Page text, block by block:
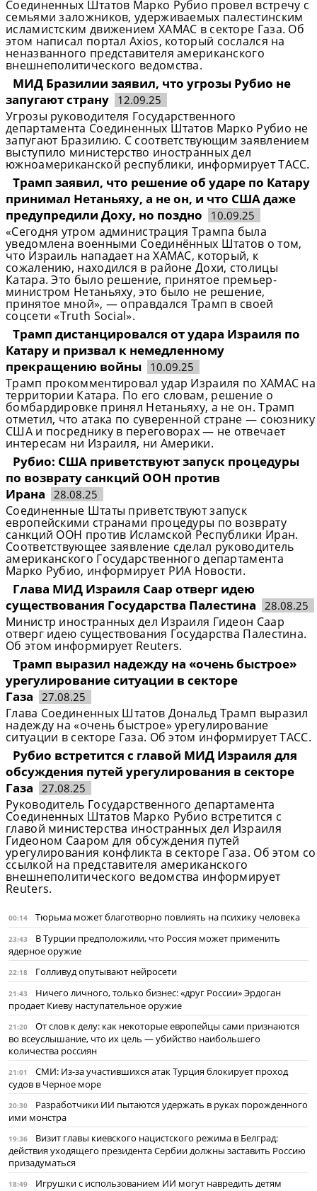
Соединенных Штатов Марко Рубио провел встречу с
семьями заложников, удерживаемых палестинским
исламистским движением ХАМАС в секторе Газа. Об
этом написал портал Axios, который сослался на
неназванного представителя американского
внешнеполитического ведомства.
МИД Бразилии заявил, что угрозы Рубио не
запугают страну
12.09.25
Угрозы руководителя Государственного
департамента Соединенных Штатов Марко Рубио не
запугают Бразилию. С соответствующим заявлением
выступило министерство иностранных дел
южноамериканской республики, информирует ТАСС.
Трамп заявил, что решение об ударе по Катару
принимал Нетаньяху, а не он, и что США даже
предупредили Доху, но поздно
10.09.25
«Сегодня утром администрация Трампа была
уведомлена военными Соединённых Штатов о том,
что Израиль нападает на ХАМАС, который, к
сожалению, находился в районе Дохи, столицы
Катара. Это было решение, принятое премьер-
министром Нетаньяху, это было не решение,
принятое мной», — оправдался Трамп в своей
соцсети «Truth Social».
Трамп дистанцировался от удара Израиля по
Катару и призвал к немедленному
прекращению войны
10.09.25
Трамп прокомментировал удар Израиля по ХАМАС на
территории Катара. По его словам, решение о
бомбардировке принял Нетаньяху, а не он. Трамп
отметил, что атака по суверенной стране — союзнику
США и посреднику в переговорах — не отвечает
интересам ни Израиля, ни Америки.
Рубио: США приветствуют запуск процедуры
по возврату санкций ООН против
Ирана
28.08.25
Соединенные Штаты приветствуют запуск
европейскими странами процедуры по возврату
санкций ООН против Исламской Республики Иран.
Соответствующее заявление сделал руководитель
американского Государственного департамента
Марко Рубио, информирует РИА Новости.
Глава МИД Израиля Саар отверг идею
существования Государства Палестина
28.08.25
Министр иностранных дел Израиля Гидеон Саар
отверг идею существования Государства Палестина.
Об этом информирует Reuters.
Трамп выразил надежду на «очень быстрое»
урегулирование ситуации в секторе
Газа
27.08.25
Глава Соединенных Штатов Дональд Трамп выразил
надежду на «очень быстрое» урегулирование
ситуации в секторе Газа. Об этом информирует ТАСС.
Рубио встретится с главой МИД Израиля для
обсуждения путей урегулирования в секторе
Газа
27.08.25
Руководитель Государственного департамента
Соединенных Штатов Марко Рубио встретится с
главой министерства иностранных дел Израиля
Гидеоном Сааром для обсуждения путей
урегулирования конфликта в секторе Газа. Об этом со
ссылкой на представителя американского
внешнеполитического ведомства информирует
Reuters.
00:14 Тюрьма может благотворно повлиять на психику человека
23:43
В Турции предположили, что Россия может применить
ядерное оружие
22:18 Голливуд опутывают нейросети
21:43
Ничего личного, только бизнес: «друг России» Эрдоган
продает Киеву наступательное оружие
21:20
От слов к делу: как некоторые европейцы сами признаются
во всеуслышание, что их цель — убийство наибольшего
количества россиян
21:01
СМИ: Из-за участившихся атак Турция блокирует проход
судов в Черное море
20:30
Разработчики ИИ пытаются удержать в руках порожденного
ими монстра
19:36
Визит главы киевского нацистского режима в Белград:
действия уходящего президента Сербии должны заставить Россию
призадуматься
18:49 Игрушки с использованием ИИ могут навредить детям